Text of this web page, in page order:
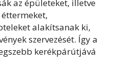
az épületeket, illetve
alakítsanak ki,
szervezését. Így a
kerékpárútjává